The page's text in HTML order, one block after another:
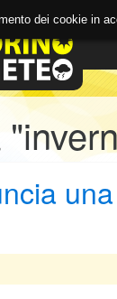
una
dei cookie in